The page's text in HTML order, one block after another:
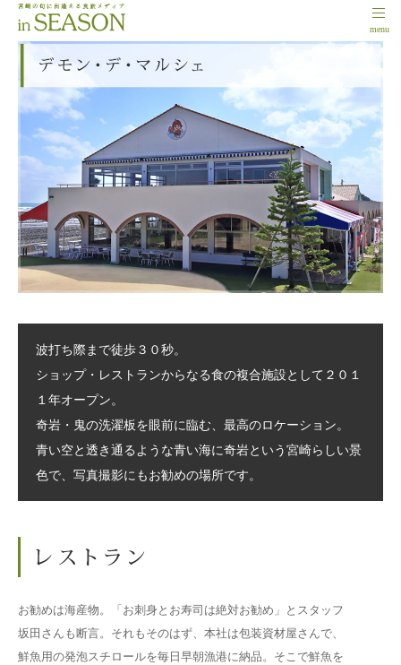
menu
波打ち際まで徒歩３０秒。
ショップ・レストランからなる食の複合施設として２０１
１年オープン。
奇岩・鬼の洗濯板を眼前に臨む、最高のロケーション。
青い空と透き通るような青い海に奇岩という宮崎らしい景
色で、写真撮影にもお勧めの場所です。
お勧めは海産物。「お刺身とお寿司は絶対お勧め」とスタッフ
坂田さんも断言。それもそのはず、本社は包装資材屋さんで、
鮮魚用の発泡スチロールを毎日早朝漁港に納品。そこで鮮魚を